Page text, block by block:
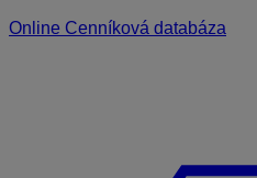
Online Cenníková databáza